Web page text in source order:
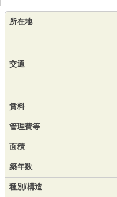
所在地
交通
賃料
管理費等
面積
築年数
種別/構造